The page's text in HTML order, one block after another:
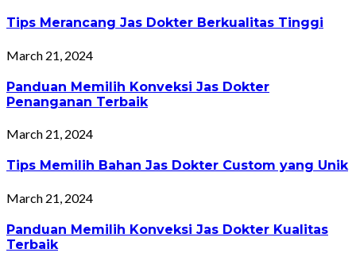
Tips Merancang Jas Dokter Berkualitas Tinggi
March 21, 2024
Panduan Memilih Konveksi Jas Dokter
Penanganan Terbaik
March 21, 2024
Tips Memilih Bahan Jas Dokter Custom yang Unik
March 21, 2024
Panduan Memilih Konveksi Jas Dokter Kualitas
Terbaik